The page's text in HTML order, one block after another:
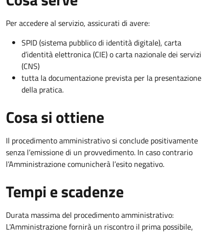
Per accedere al servizio, assicurati di avere:
SPID (sistema pubblico di identità digitale), carta
d’identità elettronica (CIE) o carta nazionale dei servizi
(CNS)
tutta la documentazione prevista per la presentazione
della pratica.
Cosa si ottiene
Il procedimento amministrativo si conclude positivamente
senza l’emissione di un provvedimento. In caso contrario
l’Amministrazione comunicherà l’esito negativo.
Tempi e scadenze
Durata massima del procedimento amministrativo:
L'Amministrazione fornirà un riscontro il prima possibile,